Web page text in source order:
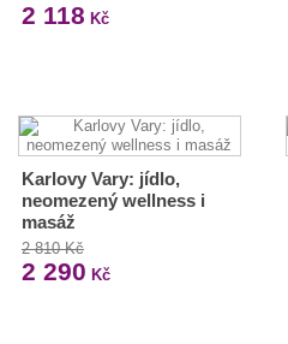
2 118 Kč
Karlovy Vary: jídlo,
neomezený wellness i
masáž
2 810 Kč
2 290 Kč